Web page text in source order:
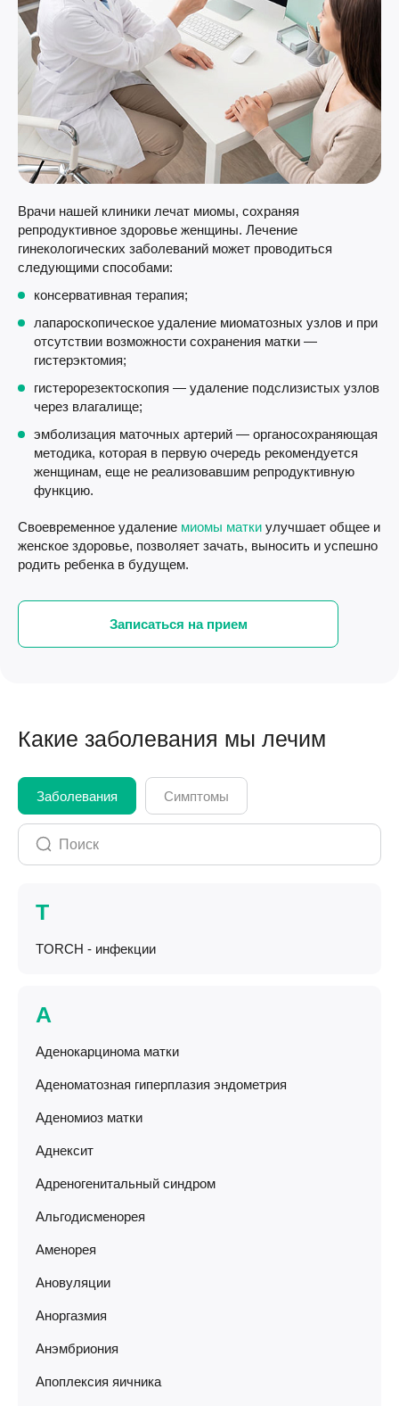
Врачи нашей клиники лечат миомы, сохраняя
репродуктивное здоровье женщины. Лечение
гинекологических заболеваний может проводиться
следующими способами:
консервативная терапия;
лапароскопическое удаление миоматозных узлов и при
отсутствии возможности сохранения матки —
гистерэктомия;
гистерорезектоскопия — удаление подслизистых узлов
через влагалище;
эмболизация маточных артерий — органосохраняющая
методика, которая в первую очередь рекомендуется
женщинам, еще не реализовавшим репродуктивную
функцию.
Своевременное удаление миомы матки улучшает общее и
женское здоровье, позволяет зачать, выносить и успешно
родить ребенка в будущем.
Записаться на прием
Какие заболевания мы лечим
Заболевания Симптомы
T
TORCH - инфекции
А
Аденокарцинома матки
Аденоматозная гиперплазия эндометрия
Аденомиоз матки
Аднексит
Адреногенитальный синдром
Альгодисменорея
Аменорея
Ановуляции
Аноргазмия
Анэмбриония
Апоплексия яичника